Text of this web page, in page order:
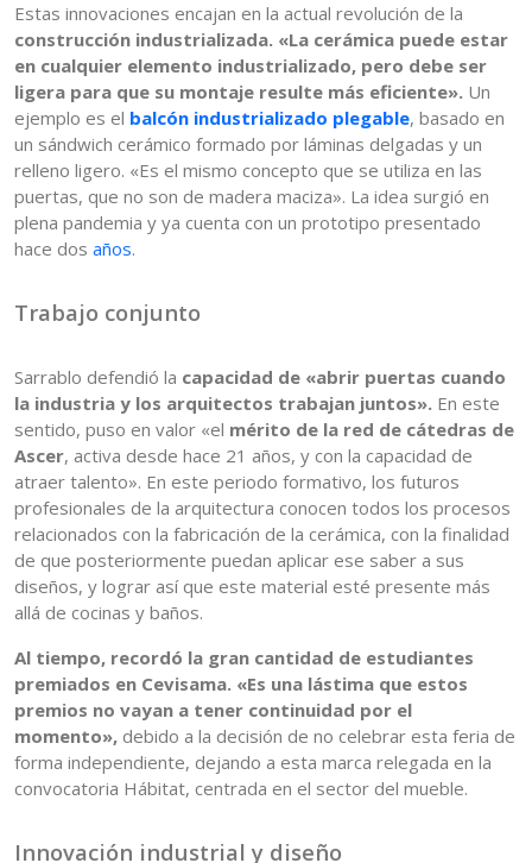
Estas innovaciones encajan en la actual revolución de la
construcción industrializada. «La cerámica puede estar
en cualquier elemento industrializado, pero debe ser
ligera para que su montaje resulte más eficiente». Un
ejemplo es el balcón industrializado plegable, basado en
un sándwich cerámico formado por láminas delgadas y un
relleno ligero. «Es el mismo concepto que se utiliza en las
puertas, que no son de madera maciza». La idea surgió en
plena pandemia y ya cuenta con un prototipo presentado
hace dos años.
Trabajo conjunto
Sarrablo defendió la capacidad de «abrir puertas cuando
la industria y los arquitectos trabajan juntos». En este
sentido, puso en valor «el mérito de la red de cátedras de
Ascer, activa desde hace 21 años, y con la capacidad de
atraer talento». En este periodo formativo, los futuros
profesionales de la arquitectura conocen todos los procesos
relacionados con la fabricación de la cerámica, con la finalidad
de que posteriormente puedan aplicar ese saber a sus
diseños, y lograr así que este material esté presente más
allá de cocinas y baños.
Al tiempo, recordó la gran cantidad de estudiantes
premiados en Cevisama. «Es una lástima que estos
premios no vayan a tener continuidad por el
momento», debido a la decisión de no celebrar esta feria de
forma independiente, dejando a esta marca relegada en la
convocatoria Hábitat, centrada en el sector del mueble.
Innovación industrial y diseño